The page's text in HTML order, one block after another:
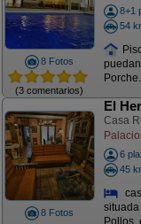
8 Fotos
(3 comentarios)
8+1
54
8 Fotos
El
Casa
6
45